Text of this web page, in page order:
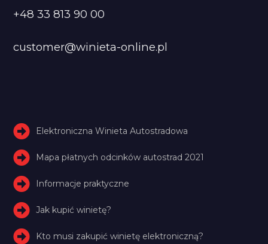
+48 33 813 90 00
customer@winieta-online.pl
Elektroniczna Winieta Autostradowa
Mapa płatnych odcinków autostrad 2021
Informacje praktyczne
Jak kupić winietę?
Kto musi zakupić winietę elektroniczną?